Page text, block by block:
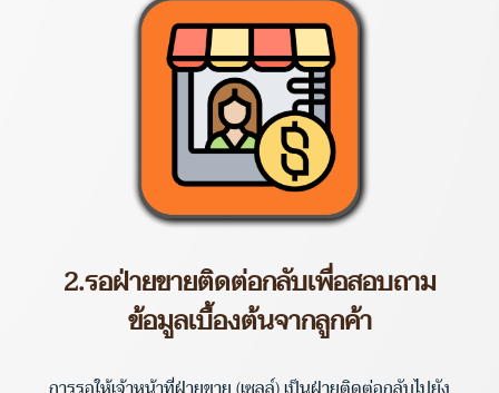
2.รอฝ่ายขายติดต่อกลับเพื่อสอบถาม
ข้อมูลเบื้องต้นจากลูกค้า